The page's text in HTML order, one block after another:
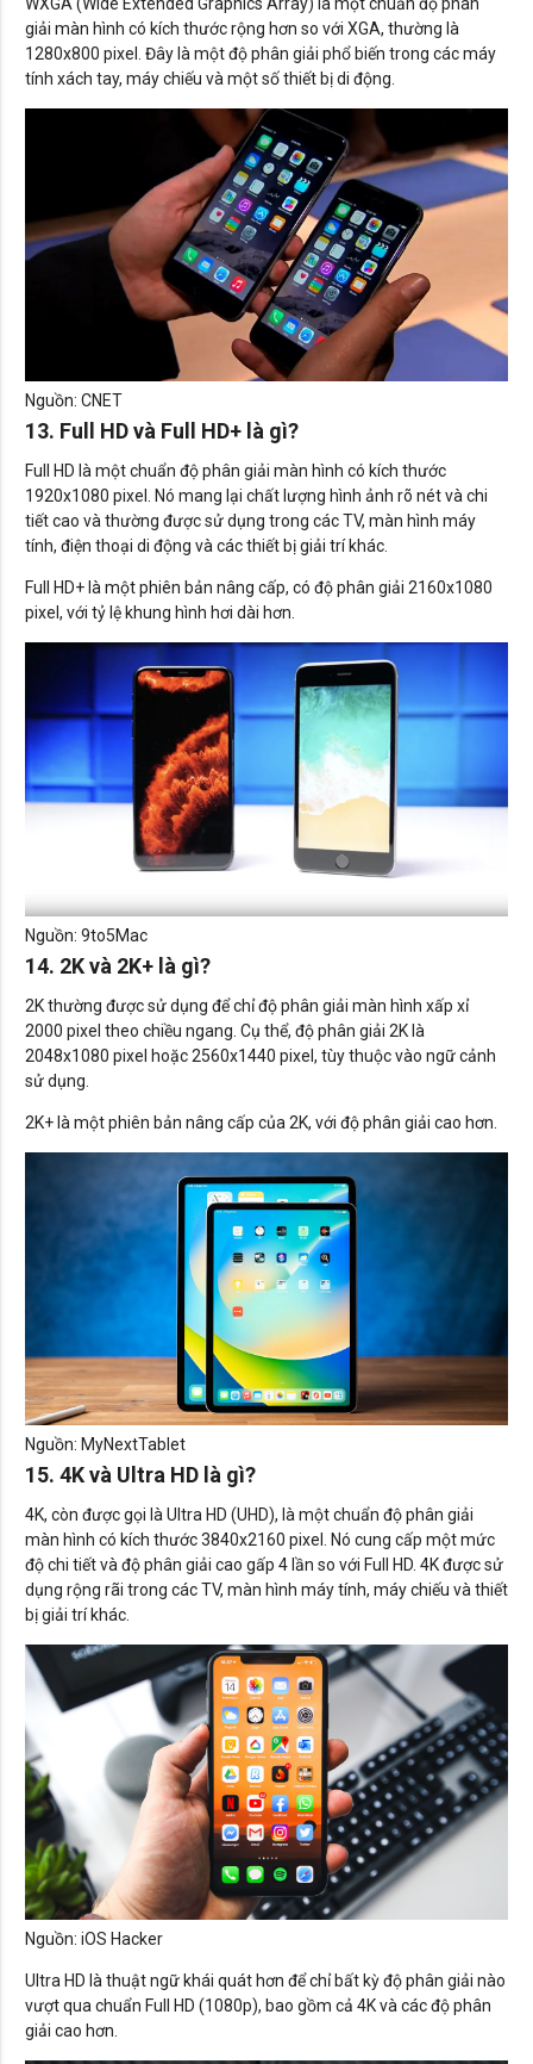
WXGA (Wide Extended Graphics Array) là một chuẩn độ phân
giải màn hình có kích thước rộng hơn so với XGA, thường là
1280x800 pixel. Đây là một độ phân giải phổ biến trong các máy
tính xách tay, máy chiếu và một số thiết bị di động.
Nguồn: CNET
13. Full HD và Full HD+ là gì?
Full HD là một chuẩn độ phân giải màn hình có kích thước
1920x1080 pixel. Nó mang lại chất lượng hình ảnh rõ nét và chi
tiết cao và thường được sử dụng trong các TV, màn hình máy
tính, điện thoại di động và các thiết bị giải trí khác.
Full HD+ là một phiên bản nâng cấp, có độ phân giải 2160x1080
pixel, với tỷ lệ khung hình hơi dài hơn.
Nguồn: 9to5Mac
14. 2K và 2K+ là gì?
2K thường được sử dụng để chỉ độ phân giải màn hình xấp xỉ
2000 pixel theo chiều ngang. Cụ thể, độ phân giải 2K là
2048x1080 pixel hoặc 2560x1440 pixel, tùy thuộc vào ngữ cảnh
sử dụng.
2K+ là một phiên bản nâng cấp của 2K, với độ phân giải cao hơn.
Nguồn: MyNextTablet
15. 4K và Ultra HD là gì?
4K, còn được gọi là Ultra HD (UHD), là một chuẩn độ phân giải
màn hình có kích thước 3840x2160 pixel. Nó cung cấp một mức
độ chi tiết và độ phân giải cao gấp 4 lần so với Full HD. 4K được sử
dụng rộng rãi trong các TV, màn hình máy tính, máy chiếu và thiết
bị giải trí khác.
Nguồn: iOS Hacker
Ultra HD là thuật ngữ khái quát hơn để chỉ bất kỳ độ phân giải nào
vượt qua chuẩn Full HD (1080p), bao gồm cả 4K và các độ phân
giải cao hơn.